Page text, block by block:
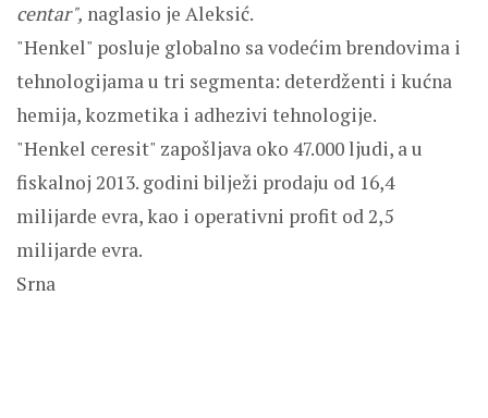
centar", naglasio je Aleksić.
"Henkel" posluje globalno sa vodećim brendovima i
tehnologijama u tri segmenta: deterdženti i kućna
hemija, kozmetika i adhezivi tehnologije.
"Henkel ceresit" zapošljava oko 47.000 ljudi, a u
fiskalnoj 2013. godini bilježi prodaju od 16,4
milijarde evra, kao i operativni profit od 2,5
milijarde evra.
Srna